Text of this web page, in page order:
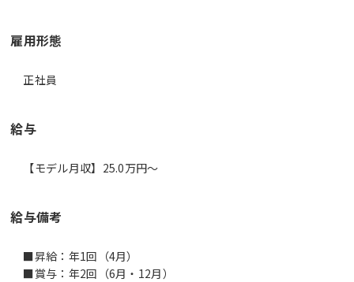
雇用形態
正社員
給与
【モデル月収】25.0万円〜
給与備考
■昇給：年1回（4月）
■賞与：年2回（6月・12月）